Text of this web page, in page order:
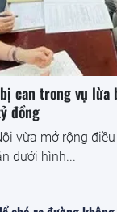
can trong vụ
đồng
vừa mở rộng
dưới hình...